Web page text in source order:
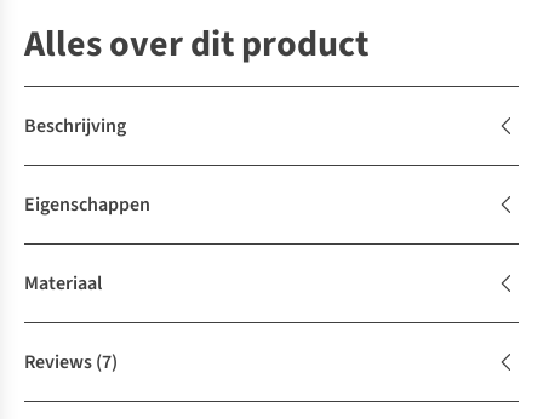
Alles over dit product
Beschrijving
Eigenschappen
Materiaal
Reviews(7)